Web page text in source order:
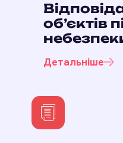
об’єктів
Детальніше